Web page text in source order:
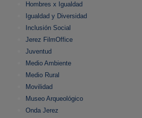
Hombres x Igualdad
Igualdad y Diversidad
Inclusión Social
Jerez FilmOffice
Juventud
Medio Ambiente
Medio Rural
Movilidad
Museo Arqueológico
Onda Jerez